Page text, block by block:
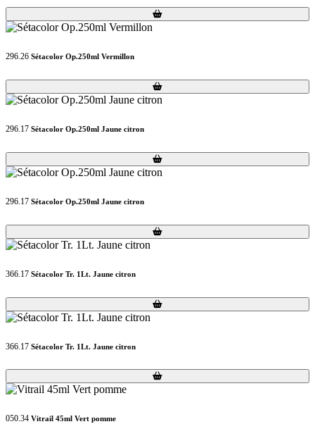
Loading...
Loading...
296.26 Sétacolor Op.250ml Vermillon
Loading...
Loading...
296.17 Sétacolor Op.250ml Jaune citron
Loading...
Loading...
296.17 Sétacolor Op.250ml Jaune citron
Loading...
Loading...
366.17 Sétacolor Tr. 1Lt. Jaune citron
Loading...
Loading...
366.17 Sétacolor Tr. 1Lt. Jaune citron
Loading...
Loading...
050.34 Vitrail 45ml Vert pomme